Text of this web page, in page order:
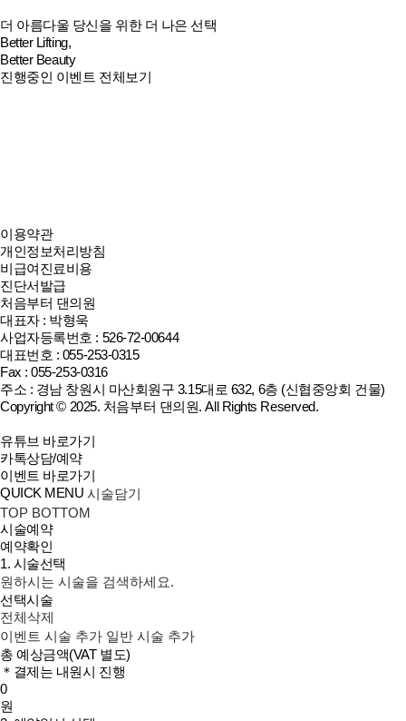
더 아름다울 당신을 위한 더 나은 선택
Better Lifting,
Better Beauty
진행중인 이벤트 전체보기
이용약관
개인정보처리방침
비급여진료비용
진단서발급
처음부터 댄의원
대표자 : 박형욱
사업자등록번호 : 526-72-00644
대표번호 : 055-253-0315
Fax : 055-253-0316
주소 : 경남 창원시 마산회원구 3.15대로 632, 6층 (신협중앙회 건물)
Copyright © 2025. 처음부터 댄의원. All Rights Reserved.
유튜브 바로가기
카톡상담/예약
이벤트 바로가기
QUICK MENU 시술담기
TOP BOTTOM
시술예약
예약확인
1. 시술선택
원하시는 시술을 검색하세요.
선택시술
전체삭제
이벤트 시술 추가 일반 시술 추가
총 예상금액(VAT 별도)
＊결제는 내원시 진행
0
원